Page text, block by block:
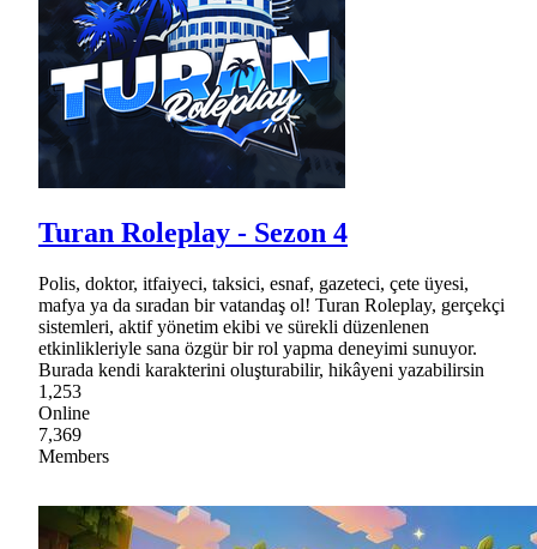
Turan Roleplay - Sezon 4
Polis, doktor, itfaiyeci, taksici, esnaf, gazeteci, çete üyesi,
mafya ya da sıradan bir vatandaş ol! Turan Roleplay, gerçekçi
sistemleri, aktif yönetim ekibi ve sürekli düzenlenen
etkinlikleriyle sana özgür bir rol yapma deneyimi sunuyor.
Burada kendi karakterini oluşturabilir, hikâyeni yazabilirsin
1,253
Online
7,369
Members